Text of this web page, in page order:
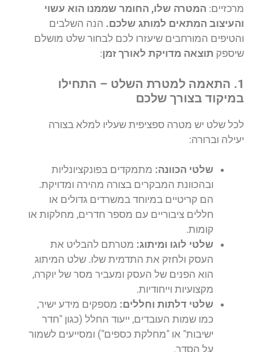
מרכזיים: המטרה שלו, החומר שממנו הוא עשוי
והעיצוב המתאים למותג שלכם. הנה השלבים
והטיפים המורחבים שיעזרו לכם לבחור שלט מושלם
שיספק תוצאה מדויקת לאורך זמן:
1. התאמה למטרת השלט – התחילו
במיקוד בצורך שלכם
לכל שלט יש מטרה ספציפית שעליו למלא בצורה
יעילה וברורה:
שלטי הכוונה: מתמקדים בפונקציונליות
ובהכוונת המבקרים בצורה מהירה ומדויקת.
הם קריטיים במיוחד במשרדים גדולים או
חללים ציבוריים עם מספר חדרים, מחלקות או
קומות.
שלטי לוגו ומיתוג: מטרתם להבליט את
העסק ולחזק את התדמית שלו. שלט המיתוג
הוא הפנים של העסק ומעביר מסר של יוקרה,
מקצועיות וייחודיות.
שלטי דלתות וחללים: מספקים מידע ישיר,
כמו שמות העובדים, ייעוד החלל (כגון "חדר
ישיבות" או "מחלקת כספים") ומסייעים לשמור
על הסדר.